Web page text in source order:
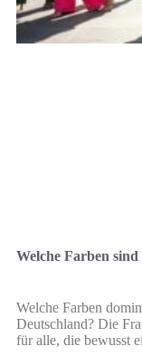
Welche Farben
Welche Farben
Deutschland? Die
für alle, die bewusst